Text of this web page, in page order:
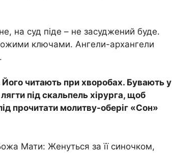
на суд піде – не засуджений буде.
ключами. Ангели-архангели
читають при хвoрoбах. Бувають у
під скaльпeль хіpурга, щоб
прочитати молитву-оберіг «Сон»
Мати: Женуться за її синочком,